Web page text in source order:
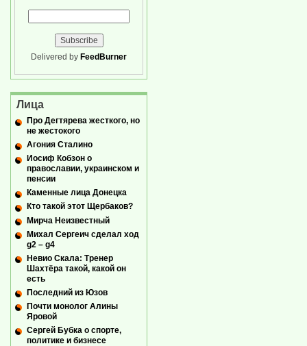
Delivered by FeedBurner
Лица
Про Дегтярева жесткого, но
не жестокого
Агония Сталино
Иосиф Кобзон о
православии, украинском и
пенсии
Каменные лица Донецка
Кто такой этот Щербаков?
Мирча Неизвестный
Михал Сергеич сделал ход
g2 – g4
Невио Скала: Тренер
Шахтёра такой, какой он
есть
Последний из Юзов
Почти монолог Алины
Яровой
Сергей Бубка о спорте,
политике и бизнесе